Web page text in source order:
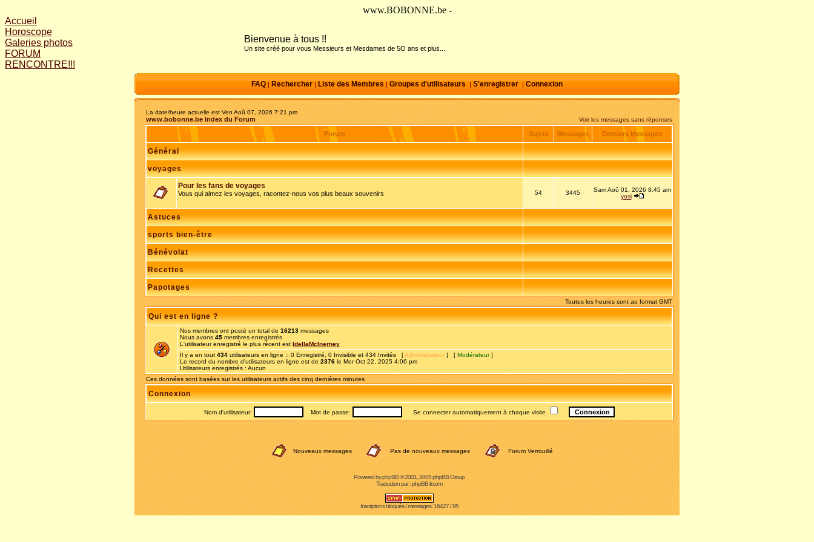
www.BOBONNE.be -
Accueil
Horoscope
Galeries photos
FORUM
RENCONTRE!!!
Bienvenue à tous !!
Un site créé pour vous Messieurs et Mesdames de 5O ans et plus...
FAQ| Rechercher| Liste des Membres | Groupes d'utilisateurs | S'enregistrer| Connexion
La date/heure actuelle est Ven Aoû 07, 2026 7:21 pm
www.bobonne.be Index du Forum Voir les messages sans réponses
Forum Sujets Messages Derniers Messages
Général
voyages
Pour les fans de voyages
Vous qui aimez les voyages, racontez-nous vos plus beaux souvenirs 54 3445
Sam Aoû 01, 2026 8:45 am
yosi
Astuces
sports bien-être
Bénévolat
Recettes
Papotages
Toutes les heures sont au format GMT
Qui est en ligne ?
Nos membres ont posté un total de 16213 messages
Nous avons 45 membres enregistrés
L'utilisateur enregistré le plus récent est IdellaMcInerney
Il y a en tout 434 utilisateurs en ligne :: 0 Enregistré, 0 Invisible et 434 Invités [Administrateur ] [ Modérateur]
Le record du nombre d'utilisateurs en ligne est de 2376 le Mer Oct 22, 2025 4:06 pm
Utilisateurs enregistrés : Aucun
Ces données sont basées sur les utilisateurs actifs des cinq dernières minutes
Connexion
Nom d'utilisateur: Mot de passe: Se connecter automatiquement à chaque visite
Nouveaux messages Pas de nouveaux messages Forum Verrouillé
Powered byphpBB© 2001, 2005 phpBB Group
Traduction par :phpBB-fr.com
Inscriptions bloqués / messages: 16427 / 95